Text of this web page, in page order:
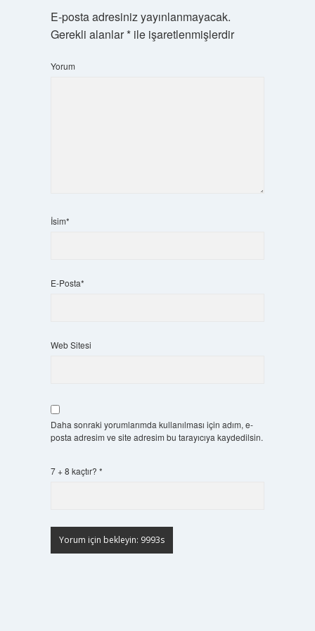
E-posta adresiniz yayınlanmayacak.
Gerekli alanlar*ile işaretlenmişlerdir
Yorum
İsim*
E-Posta*
Web Sitesi
Daha sonraki yorumlarımda kullanılması için adım, e-
posta adresim ve site adresim bu tarayıcıya kaydedilsin.
7 + 8 kaçtır? *